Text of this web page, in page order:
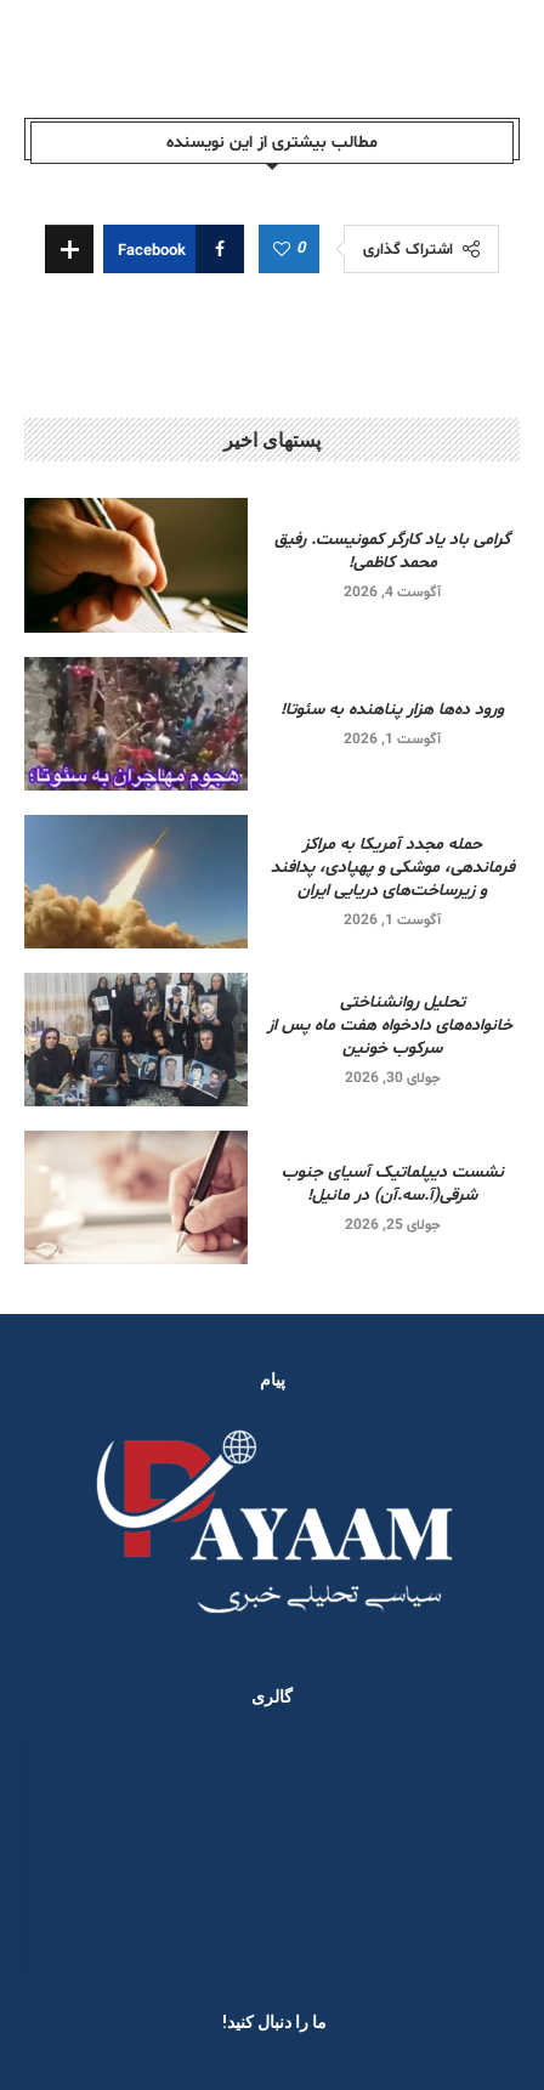
مطالب بیشتری از این نویسندە
اشتراک گذاری 0
Facebook
پستهای اخیر
گرامی باد یاد کارگر کمونیست. رفیق
محمد کاظمی!
آگوست 4, 2026
ورود ده‌ها هزار پناهنده به سئوتا!
آگوست 1, 2026
حمله مجدد آمریکا به مراکز
فرماندهی، موشکی و پهپادی، پدافند
و زیرساخت‌های دریایی ایران
آگوست 1, 2026
تحلیل روانشناختی
خانواده‌های دادخواه هفت ماه پس از
سرکوب خونین
جولای 30, 2026
نشست دیپلماتیک آسیای جنوب
شرقی‌(آ.سه.آن) در مانیل!
جولای 25, 2026
پیام
گالری
ما را دنبال کنید! ​